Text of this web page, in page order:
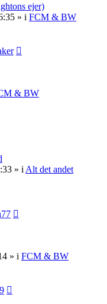
ejer)
» i FCM & BW
& BW
» i Alt det andet
» i FCM & BW